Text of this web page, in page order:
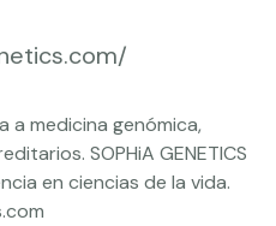
a medicina genómica,
SOPHiA GENETICS
en ciencias de la vida.